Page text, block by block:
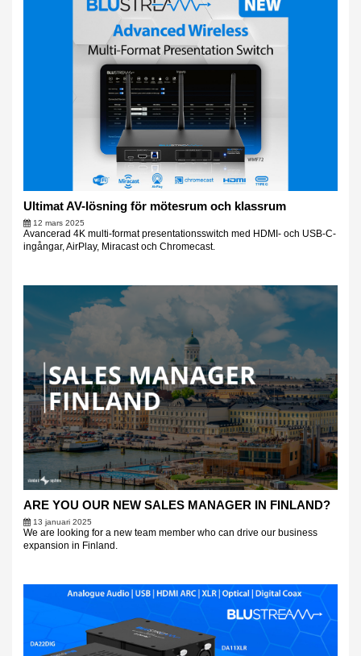
Ultimat AV-lösning för mötesrum och klassrum
12 mars 2025
Avancerad 4K multi-format presentationsswitch med HDMI- och USB-C-
ingångar, AirPlay, Miracast och Chromecast.
ARE YOU OUR NEW SALES MANAGER IN FINLAND?
13 januari 2025
We are looking for a new team member who can drive our business
expansion in Finland.